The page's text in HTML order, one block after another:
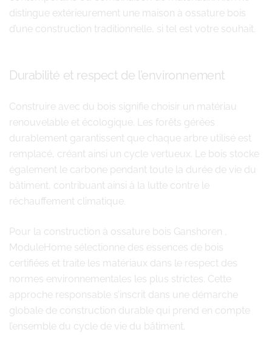
distingue extérieurement une maison à ossature bois
d’une construction traditionnelle, si tel est votre souhait.
Durabilité et respect de l’environnement
Construire avec du bois signifie choisir un matériau
renouvelable et écologique. Les forêts gérées
durablement garantissent que chaque arbre utilisé est
remplacé, créant ainsi un cycle vertueux. Le bois stocke
également le carbone pendant toute la durée de vie du
bâtiment, contribuant ainsi à la lutte contre le
réchauffement climatique.
Pour la construction à ossature bois Ganshoren ,
ModuleHome sélectionne des essences de bois
certifiées et traite les matériaux dans le respect des
normes environnementales les plus strictes. Cette
approche responsable s’inscrit dans une démarche
globale de construction durable qui prend en compte
l’ensemble du cycle de vie du bâtiment.